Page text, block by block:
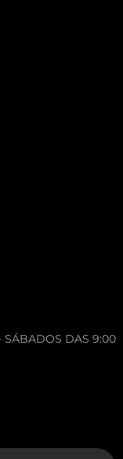
SÁBADOS DAS 9:00